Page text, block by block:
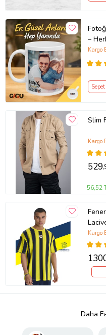
–
Kargo
Slim
Kargo
529
56,52
Kargo
Daha